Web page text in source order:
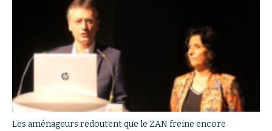
Les aménageurs redoutent que le ZAN freine encore